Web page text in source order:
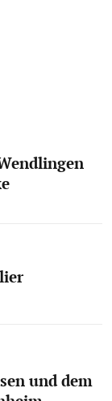
und dem